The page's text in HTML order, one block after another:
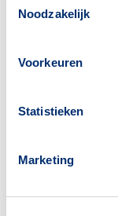
Noodzakelijk
Voorkeuren
Statistieken
Marketing
weet je niet
is in jouw
mogelijk dan
Hypotheek